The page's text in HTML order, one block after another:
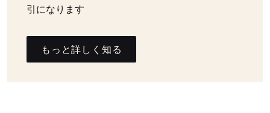
引になります
もっと詳しく知る